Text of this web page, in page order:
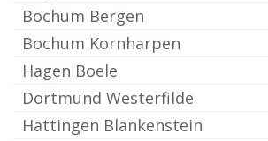
Bochum Bergen
Bochum Kornharpen
Hagen Boele
Dortmund Westerfilde
Hattingen Blankenstein